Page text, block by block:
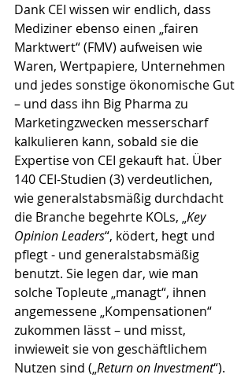
Dank CEI wissen wir endlich, dass
Mediziner ebenso einen „fairen
Marktwert“ (FMV) aufweisen wie
Waren, Wertpapiere, Unternehmen
und jedes sonstige ökonomische Gut
– und dass ihn Big Pharma zu
Marketingzwecken messerscharf
kalkulieren kann, sobald sie die
Expertise von CEI gekauft hat. Über
140 CEI-Studien (3) verdeutlichen,
wie generalstabsmäßig durchdacht
die Branche begehrte KOLs, „Key
Opinion Leaders“, ködert, hegt und
pflegt - und generalstabsmäßig
benutzt. Sie legen dar, wie man
solche Topleute „managt“, ihnen
angemessene „Kompensationen“
zukommen lässt – und misst,
inwieweit sie von geschäftlichem
Nutzen sind („Return on Investment“).